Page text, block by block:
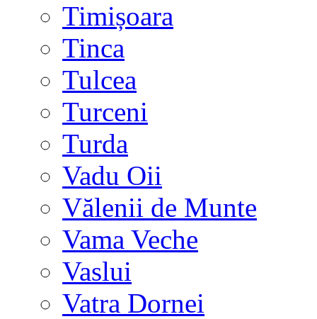
Timișoara
Tinca
Tulcea
Turceni
Turda
Vadu Oii
Vălenii de Munte
Vama Veche
Vaslui
Vatra Dornei